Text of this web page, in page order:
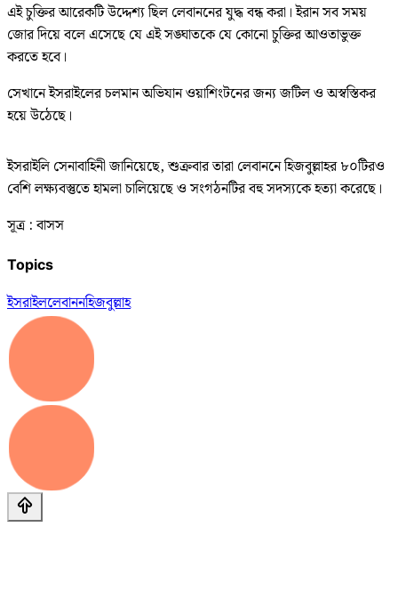
এই চুক্তির আরেকটি উদ্দেশ্য ছিল লেবাননের যুদ্ধ বন্ধ করা। ইরান সব সময়
জোর দিয়ে বলে এসেছে যে এই সঙ্ঘাতকে যে কোনো চুক্তির আওতাভুক্ত
করতে হবে।
সেখানে ইসরাইলের চলমান অভিযান ওয়াশিংটনের জন্য জটিল ও অস্বস্তিকর
হয়ে উঠেছে।
ইসরাইলি সেনাবাহিনী জানিয়েছে, শুক্রবার তারা লেবাননে হিজবুল্লাহর ৮০টিরও
বেশি লক্ষ্যবস্তুতে হামলা চালিয়েছে ও সংগঠনটির বহু সদস্যকে হত্যা করেছে।
সূত্র : বাসস
Topics
ইসরাইললেবাননহিজবুল্লাহ